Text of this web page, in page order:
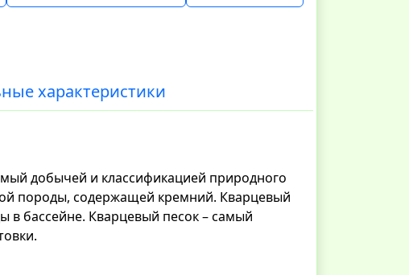
характеристики
добычей и классификацией природного
породы, содержащей кремний. Кварцевый
в бассейне. Кварцевый песок – самый